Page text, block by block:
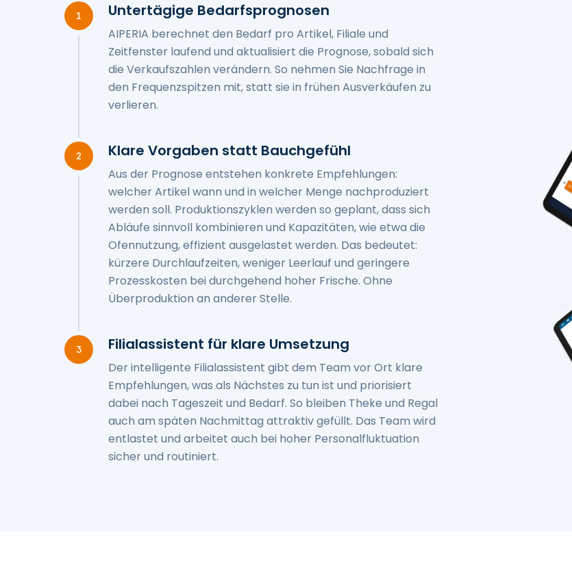
1 Untertägige Bedarfsprognosen
AIPERIA berechnet den Bedarf pro Artikel, Filiale und
Zeitfenster laufend und aktualisiert die Prognose, sobald sich
die Verkaufszahlen verändern. So nehmen Sie Nachfrage in
den Frequenzspitzen mit, statt sie in frühen Ausverkäufen zu
verlieren.
2 Klare Vorgaben statt Bauchgefühl
Aus der Prognose entstehen konkrete Empfehlungen:
welcher Artikel wann und in welcher Menge nachproduziert
werden soll. Produktionszyklen werden so geplant, dass sich
Abläufe sinnvoll kombinieren und Kapazitäten, wie etwa die
Ofennutzung, effizient ausgelastet werden. Das bedeutet:
kürzere Durchlaufzeiten, weniger Leerlauf und geringere
Prozesskosten bei durchgehend hoher Frische. Ohne
Überproduktion an anderer Stelle.
3 Filialassistent für klare Umsetzung
Der intelligente Filialassistent gibt dem Team vor Ort klare
Empfehlungen, was als Nächstes zu tun ist und priorisiert
dabei nach Tageszeit und Bedarf. So bleiben Theke und Regal
auch am späten Nachmittag attraktiv gefüllt. Das Team wird
entlastet und arbeitet auch bei hoher Personalfluktuation
sicher und routiniert.